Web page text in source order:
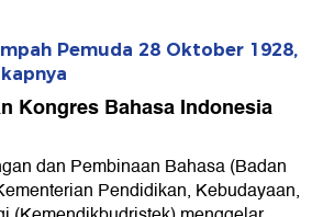
Pemuda 28 Oktober 1928,
Kongres Bahasa Indonesia
dan Pembinaan Bahasa (Badan
Pendidikan, Kebudayaan,